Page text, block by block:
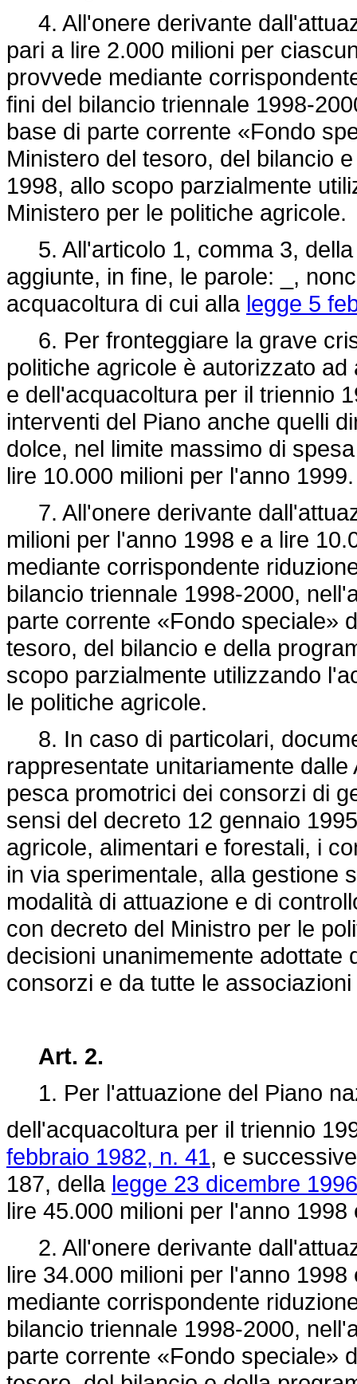
4. All'onere derivante
pari a lire 2.000 milioni per
provvede mediante
fini del bilancio triennale 1998-
base di parte corrente «Fondo
Ministero del tesoro, del bilancio
1998, allo scopo parzialmente
Ministero per le politiche agricole.
5. All'articolo 1, comma 3,
aggiunte, in fine, le parole: _,
acquacoltura di cui alla legge 5
6. Per fronteggiare la grave
politiche agricole è autorizzato
e dell'acquacoltura per il triennio
interventi del Piano anche quelli
dolce, nel limite massimo di
lire 10.000 milioni per l'anno 1999.
7. All'onere derivante
milioni per l'anno 1998 e a lire
mediante corrispondente
bilancio triennale 1998-2000,
parte corrente «Fondo speciale»
tesoro, del bilancio e della
scopo parzialmente utilizzando
le politiche agricole.
8. In caso di particolari,
rappresentate unitariamente
pesca promotrici dei consorzi di
sensi del decreto 12 gennaio
agricole, alimentari e forestali, i
in via sperimentale, alla gestione
modalità di attuazione e di
con decreto del Ministro per le
decisioni unanimemente adottate
consorzi e da tutte le
Art. 2.
1. Per l'attuazione del Piano
dell'acquacoltura per il triennio
febbraio 1982, n. 41, e
187, della legge 23 dicembre
lire 45.000 milioni per l'anno
2. All'onere derivante
lire 34.000 milioni per l'anno
mediante corrispondente
bilancio triennale 1998-2000,
parte corrente «Fondo speciale»